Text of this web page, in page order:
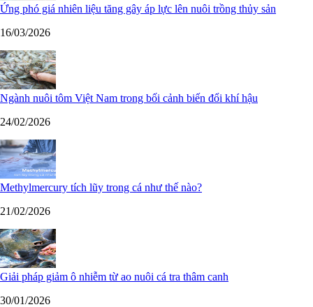
Ứng phó giá nhiên liệu tăng gây áp lực lên nuôi trồng thủy sản
16/03/2026
Ngành nuôi tôm Việt Nam trong bối cảnh biến đổi khí hậu
24/02/2026
Methylmercury tích lũy trong cá như thế nào?
21/02/2026
Giải pháp giảm ô nhiễm từ ao nuôi cá tra thâm canh
30/01/2026